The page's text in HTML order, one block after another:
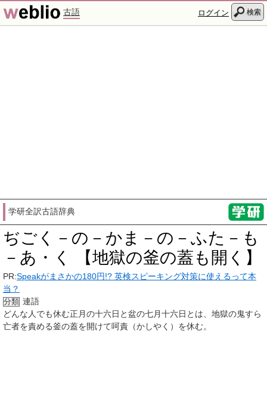
古語 ログイン 検索
学研全訳古語辞典
ぢごく－の－かま－の－ふた－も
－あ・く 【地獄の釜の蓋も開く】
PR:Speakがまさかの180円!? 英検スピーキング対策に使えるって本
当？
分類 連語
どんな人でも休む正月の十六日と盆の七月十六日とは、地獄の鬼すら
亡者を責める釜の蓋を開けて呵責（かしやく）を休む。